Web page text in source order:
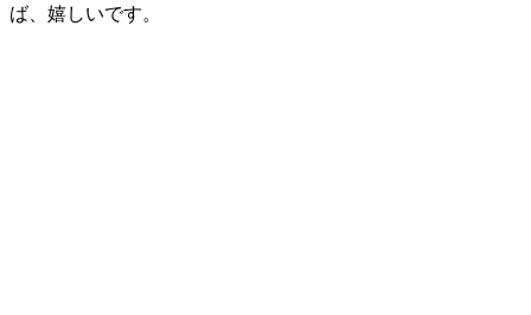
ば、嬉しいです。